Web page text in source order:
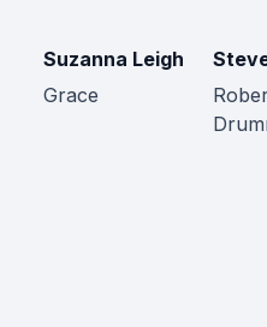
Suzanna Leigh
Grace